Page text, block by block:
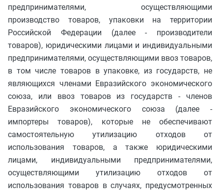
предпринимателями, осуществляющими
производство товаров, упаковки на территории
Российской Федерации (далее - производители
товаров), юридическими лицами и индивидуальными
предпринимателями, осуществляющими ввоз товаров,
в том числе товаров в упаковке, из государств, не
являющихся членами Евразийского экономического
союза, или ввоз товаров из государств - членов
Евразийского экономического союза (далее -
импортеры товаров), которые не обеспечивают
самостоятельную утилизацию отходов от
использования товаров, а также юридическими
лицами, индивидуальными предпринимателями,
осуществляющими утилизацию отходов от
использования товаров в случаях, предусмотренных